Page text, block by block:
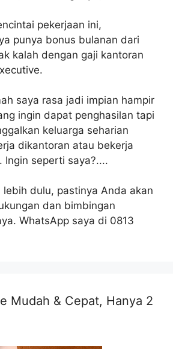
pekerjaan ini,
punya bonus bulanan dari
kalah dengan gaji kantoran
saya rasa jadi impian hampir
ingin dapat penghasilan tapi
keluarga seharian
dikantoran atau bekerja
Ingin seperti saya?....
lebih dulu, pastinya Anda akan
dan bimbingan
WhatsApp saya di 0813
Mudah & Cepat, Hanya 2